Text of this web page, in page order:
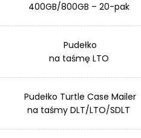
400GB/800GB – 20-pak
Pudełko
na taśmę LTO
Pudełko Turtle Case Mailer
na taśmy DLT/LTO/SDLT